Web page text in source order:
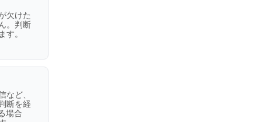
欠けた
。判断
す。
など、
断を経
場合